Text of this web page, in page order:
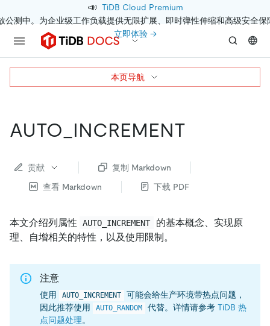
📣 TiDB Cloud Premium
公测中。为企业级工作负载提供无限扩展、即时弹性伸缩和高级安全保
立即体验 →
AUTO_INCREMENT
贡献
复制 Markdown
查看 Markdown
下载 PDF
本文介绍列属性 AUTO_INCREMENT
的基本概念、实现原
理、自增相关的特性，以及使用限制。
注意
使用 AUTO_INCREMENT
可能会给生产环境带热点问题，
因此推荐使用
AUTO_RANDOM 代替。详情请参考 TiDB 热
点问题处理。
本页导航